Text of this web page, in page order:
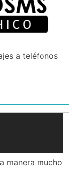
a teléfonos
manera mucho